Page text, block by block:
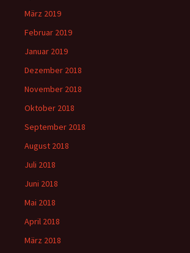
März 2019
Februar 2019
Januar 2019
Dezember 2018
November 2018
Oktober 2018
September 2018
August 2018
Juli 2018
Juni 2018
Mai 2018
April 2018
März 2018